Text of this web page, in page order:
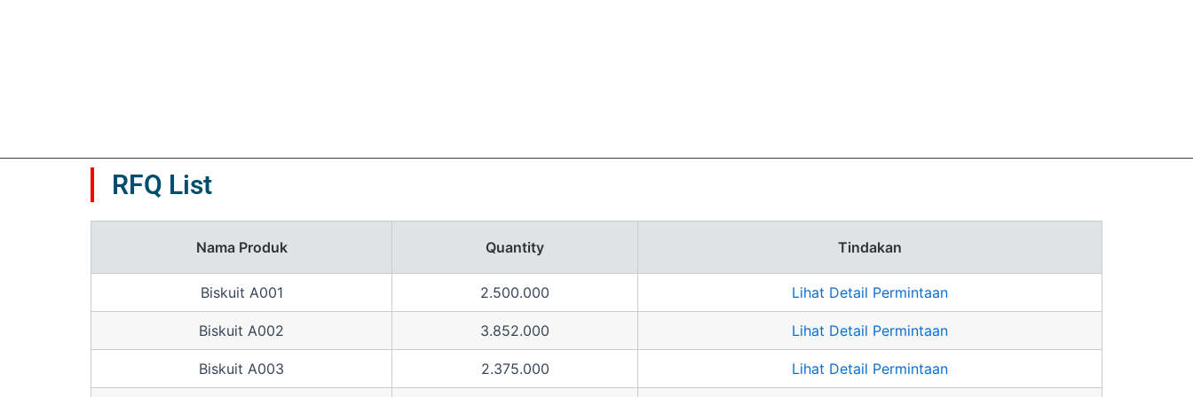
RFQ List
Nama Produk Quantity Tindakan
Biskuit A001 2.500.000 Lihat Detail Permintaan
Biskuit A002 3.852.000 Lihat Detail Permintaan
Biskuit A003 2.375.000 Lihat Detail Permintaan